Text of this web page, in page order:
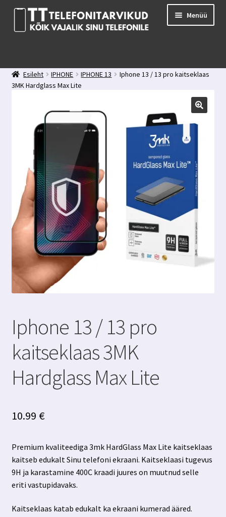
Liigu
navigeerimisele
Liigu
juurde
Menüü
Minu konto
Tagasiside
Esileht IPHONE IPHONE 13
Iphone 13 / 13 pro kaitseklaas
3MK Hardglass Max Lite
Iphone 13 / 13 pro
kaitseklaas 3MK
Hardglass Max Lite
10.99 €
Premium kvaliteediga 3mk HardGlass Max Lite kaitseklaas
kaitseb edukalt Sinu telefoni ekraani. Kaitseklaasi tugevus
9H ja karastamine 400C kraadi juures on muutnud selle
eriti vastupidavaks.
Kaitseklaas katab edukalt ka ekraani kumerad ääred.